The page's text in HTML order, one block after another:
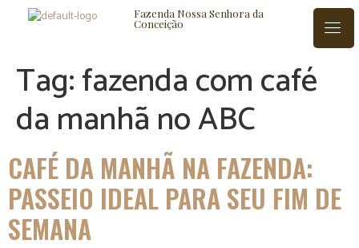
Fazenda Nossa Senhora da
Conceição
BLOG CONTATO
Tag:fazenda com café
da manhã no ABC
CAFÉ DA MANHÃ NA FAZENDA:
PASSEIO IDEAL PARA SEU FIM DE
SEMANA